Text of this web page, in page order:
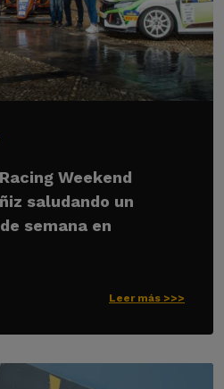
Weekend
saludando un
semana en
Leer más >>>